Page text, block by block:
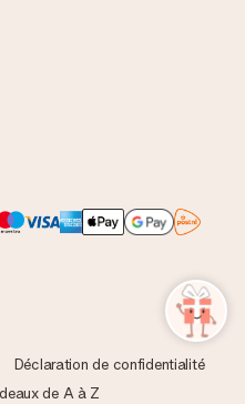
Déclaration de confidentialité
de A à Z